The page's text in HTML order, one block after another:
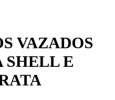
VAZADOS
SHELL E